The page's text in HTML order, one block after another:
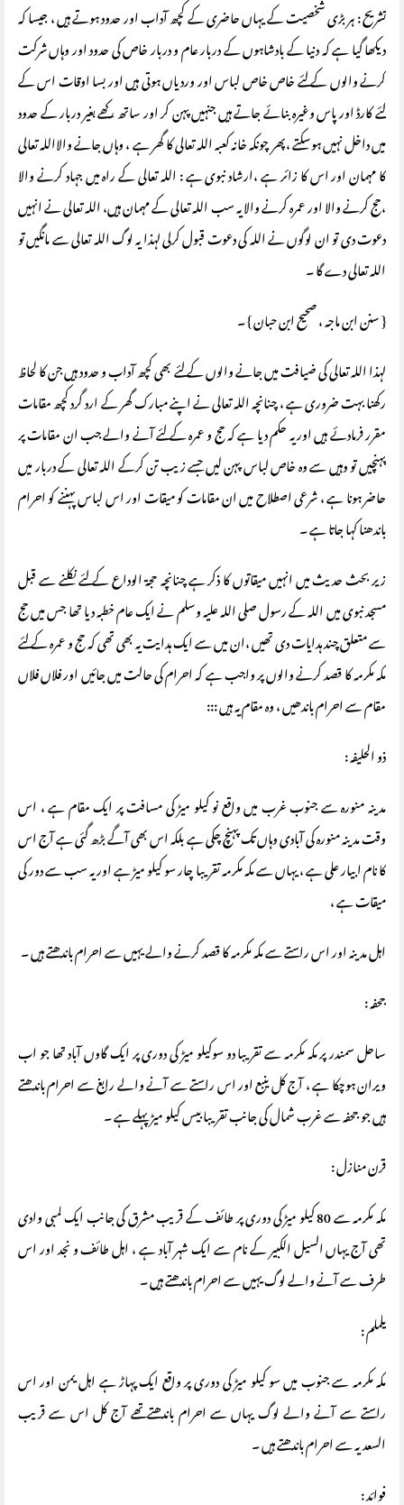
تشریح : ہر بڑی شخصیت کے یہاں حاضری کے کچھ آداب اور حدود ہوتے ہیں ، جیسا کہ
دیکھا گیا ہے کہ دنیا کے بادشاہوں کے دربار عام و دربار خاص کی حدود اور وہاں شرکت
کرنے والوں کے لئے خاص خاص لباس اور وردیاں ہوتی ہیں اور بسا اوقات اس کے
لئے کارڈ اور پاس وغیرہ بنائے جاتے ہیں جنہیں پہن کر اور ساتھ رکھے بغیر دربار کے حدود
میں داخل نہیں ہوسکتے ،پھر چونکہ خانہ کعبہ اللہ تعالی کا گھر ہے ، وہاں جانے والااللہ تعالی
کا مہمان اور اس کا زائر ہے ،ارشاد نبوی ہے : اللہ تعالی کے راہ میں جہاد کرنے والا
،حج کرنے والا اور عمرہ کرنے والا یہ سب اللہ تعالی کے مہمان ہیں، اللہ تعالی نے انہیں
دعوت دی تو ان لوگوں نے اللہ کی دعوت قبول کرلی لہذا یہ لوگ اللہ تعالی سے مانگیں تو
اللہ تعالی دے گا ۔
{ سنن ابن ماجہ ، صحیح ابن حبان } ۔
لہذا اللہ تعالی کی ضیافت میں جانے والوں کے لئے بھی کچھ آداب و حدود ہیں جن کا لحاظ
رکھنا بہت ضروری ہے ، چنانچہ اللہ تعالی نے اپنے مبارک گھر کے ارد گرد کچھ مقامات
مقرر فرمادئے ہیں اور یہ حکم دیا ہے کہ حج و عمرہ کے لئے آنے والے جب ان مقامات پر
پہنچیں تو وہیں سے وہ خاص لباس پہن لیں جسے زیب تن کرکے اللہ تعالی کے دربار میں
حاضر ہونا ہے ، شرعی اصطلاح میں ان مقامات کو میقات اور اس لباس پہننے کو احرام
باندھنا کہا جاتا ہے ۔
زیر بحث حدیث میں انہیں میقاتوں کا ذکر ہے چنانچہ حجۃ الوداع کے لئے نکلنے سے قبل
مسجد نبوی میں اللہ کے رسول صلی اللہ علیہ وسلم نے ایک عام خطبہ دیا تھا جس میں حج
سے متعلق چند ہدایات دی تھیں ،ان میں سے ایک ہدایت یہ بھی تھی کہ حج و عمرہ کے لئے
مکہ مکرمہ کا قصد کرنے والوں پر واجب ہے کہ احرام کی حالت میں جائیں اور فلاں فلاں
مقام سے احرام باندھیں ، وہ مقام یہ ہیں :::
ذو الحلیفہ :
مدینہ منورہ سے جنوب غرب میں واقع نو کیلو میڑ کی مسافت پر ایک مقام ہے ، اس
وقت مدینہ منورہ کی آبادی وہاں تک پہنچ چکی ہے بلکہ اس بھی آگے بڑھ گئی ہے آج اس
کا نام ابیار علی ہے ، یہاں سے مکہ مکرمہ تقریبا چار سو کیلو میڑ ہے اور یہ سب سے دور کی
میقات ہے ،
اہل مدینہ اور اس راستے سے مکہ مکرمہ کا قصد کرنے والے یہیں سے احرام باندھتے ہیں ۔
جحفہ :
ساحل سمندر پر مکہ مکرمہ سے تقریبا دو سوکیلو میڑ کی دوری پر ایک گاوں آباد تھا جو اب
ویران ہوچکا ہے ، آج کل ینبع اور اس راستے سے آنے والے رابغ سے احرام باندھتے
ہیں جو جحفہ سے غرب شمال کی جانب تقریبا بیس کیلو میڑ پہلے ہے ۔
قرن منازل :
مکہ مکرمہ سے 80 کیلو میڑ کی دوری پر طائف کے قریب مشرق کی جانب ایک لمبی وادی
تھی آج یہاں السیل الکبیر کے نام سے ایک شہر آباد ہے ، اہل طائف و نجد اور اس
طرف سے آنے والے لوگ یہیں سے احرام باندھتے ہیں ۔
یلملم :
مکہ مکرمہ سے جنوب میں سو کیلو میڑ کی دوری پر واقع ایک پہاڑ ہے اہل یمن اور اس
راستے سے آنے والے لوگ یہاں سے احرام باندھتے تھے آج کل اس سے قریب
السعدیہ سے احرام باندھتے ہیں ۔